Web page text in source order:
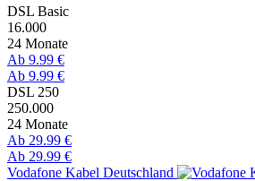
DSL Basic
16.000
24 Monate
Ab 9.99 €
Ab 9.99 €
DSL 250
250.000
24 Monate
Ab 29.99 €
Ab 29.99 €
Vodafone Kabel Deutschland